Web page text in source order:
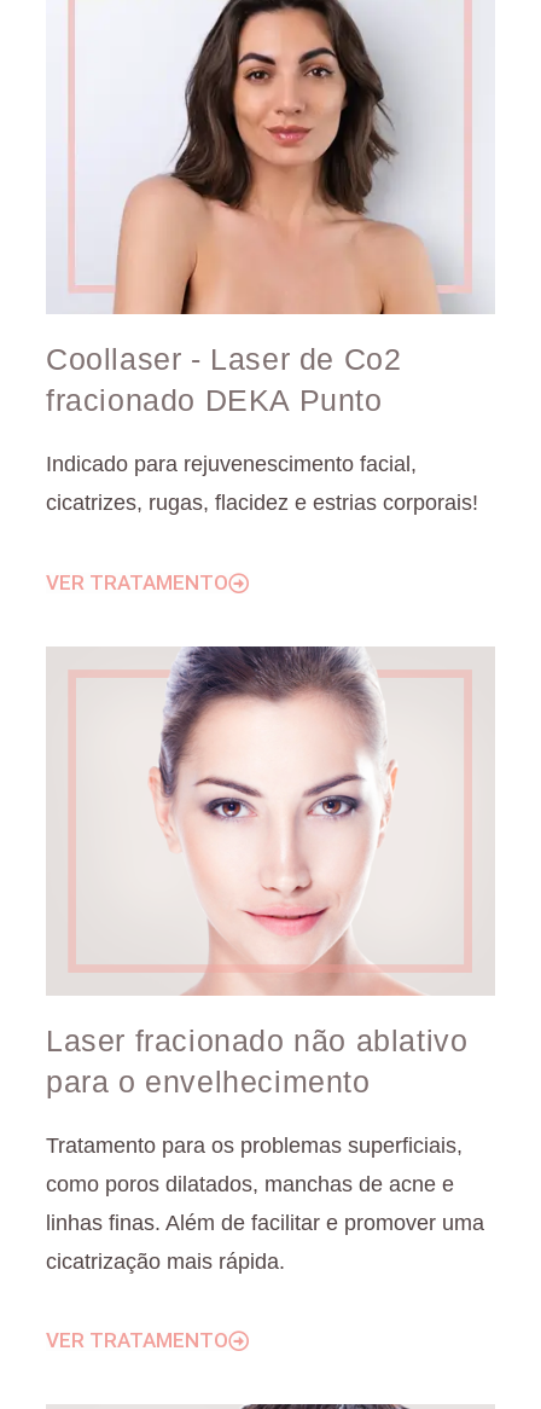
Coollaser - Laser de Co2
fracionado DEKA Punto
Indicado para rejuvenescimento facial,
cicatrizes, rugas, flacidez e estrias corporais!
VER TRATAMENTO
Laser fracionado não ablativo
para o envelhecimento
Tratamento para os problemas superficiais,
como poros dilatados, manchas de acne e
linhas finas. Além de facilitar e promover uma
cicatrização mais rápida.
VER TRATAMENTO